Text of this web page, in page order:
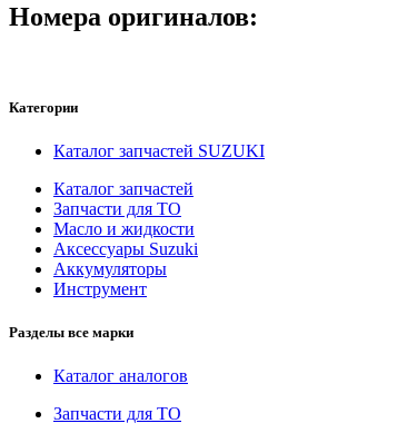
Номера оригиналов:
Категории
Каталог запчастей SUZUKI
Каталог запчастей
Запчасти для ТО
Масло и жидкости
Аксессуары Suzuki
Аккумуляторы
Инструмент
Разделы все марки
Каталог аналогов
Запчасти для ТО